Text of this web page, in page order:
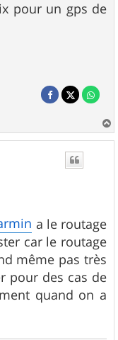
pour un gps de
a
a le routage
car le routage
même pas très
pour des cas de
quand on a